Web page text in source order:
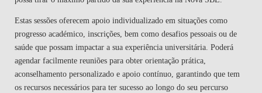
Estas sessões oferecem apoio individualizado em situações como
progresso académico, inscrições, bem como desafios pessoais ou de
saúde que possam impactar a sua experiência universitária. Poderá
agendar facilmente reuniões para obter orientação prática,
aconselhamento personalizado e apoio contínuo, garantindo que tem
os recursos necessários para ter sucesso ao longo do seu percurso